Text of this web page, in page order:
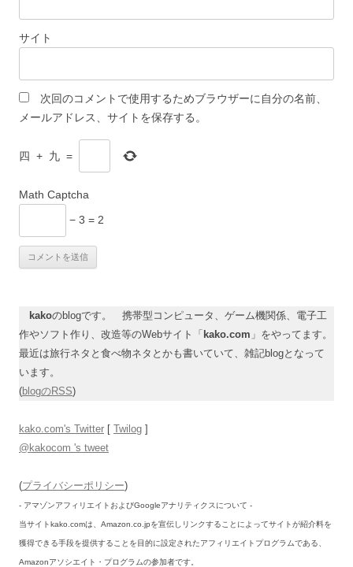
サイト
次回のコメントで使用するためブラウザーに自分の名前、
メールアドレス、サイトを保存する。
四 + 九 =
Math Captcha
− 3 = 2
kakoのblogです。 携帯型コンピュータ、ゲーム機関係、電子工
作やソフト作り、改造等のWebサイト「 kako.com 」をやってます。
最近は旅行ネタと食べ物ネタとかも書いていて、雑記blogとなって
います。
(blogのRSS)
kako.com's Twitter [ Twilog ]
@kakocom 's tweet
(プライバシーポリシー)
- アマゾンアフィリエイトおよびGoogleアナリティクスについて -
当サイトkako.comは、Amazon.co.jpを宣伝しリンクすることによってサイトが紹介料を
獲得できる手段を提供することを目的に設定されたアフィリエイトプログラムである、
Amazonアソシエイト・プログラムの参加者です。